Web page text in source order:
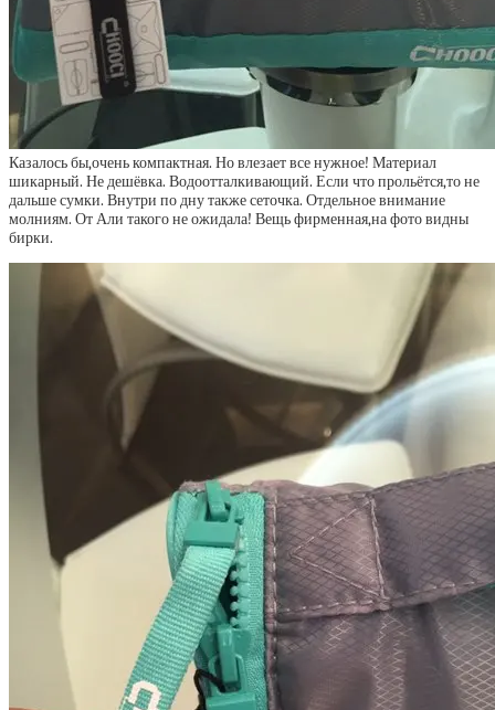
Казалось бы,очень компактная. Но влезает все нужное! Материал
шикарный. Не дешёвка. Водоотталкивающий. Если что прольётся,то не
дальше сумки. Внутри по дну также сеточка. Отдельное внимание
молниям. От Али такого не ожидала! Вещь фирменная,на фото видны
бирки.